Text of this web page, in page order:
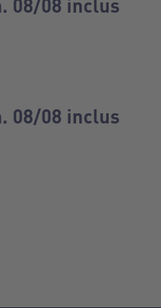
08/08 inclus